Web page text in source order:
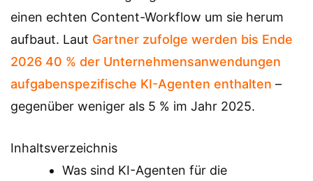
einen echten Content-Workflow um sie herum
aufbaut. Laut Gartner zufolge werden bis Ende
2026 40 % der Unternehmensanwendungen
aufgabenspezifische KI-Agenten enthalten –
gegenüber weniger als 5 % im Jahr 2025.
Inhaltsverzeichnis
Was sind KI-Agenten für die